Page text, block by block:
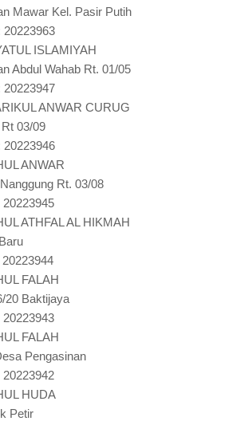
Mawar Kel. Pasir Putih
20223963
ISLAMIYAH
Abdul Wahab Rt. 01/05
20223947
ANWAR CURUG
03/09
20223946
ANWAR
Rt. 03/08
ATHFAL AL HIKMAH
FALAH
20 Baktijaya
FALAH
Pengasinan
HUDA
Petir